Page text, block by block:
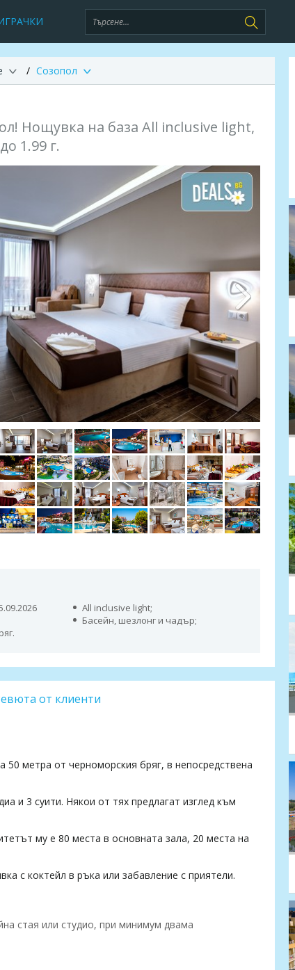
Созопол
Нощувка на база All inclusive light,
1.99 г.
All inclusive light;
Басейн, шезлонг и чадър;
от клиенти
50 метра от черноморския бряг, в непосредствена
и 3 суити. Някои от тях предлагат изглед към
му е 80 места в основната зала, 20 места на
с коктейл в ръка или забавление с приятели.
стая или студио, при минимум двама